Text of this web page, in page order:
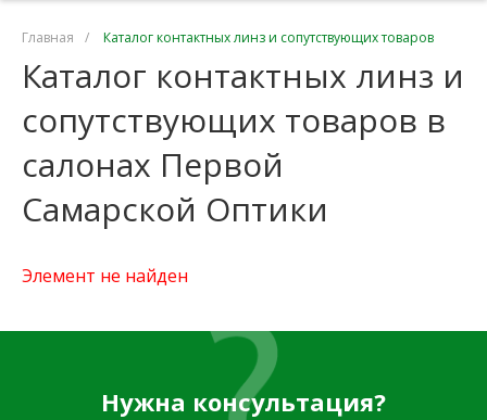
Главная / Каталог контактных линз и сопутствующих товаров
Каталог контактных линз и
сопутствующих товаров в
салонах Первой
Самарской Оптики
Элемент не найден
Нужна консультация?